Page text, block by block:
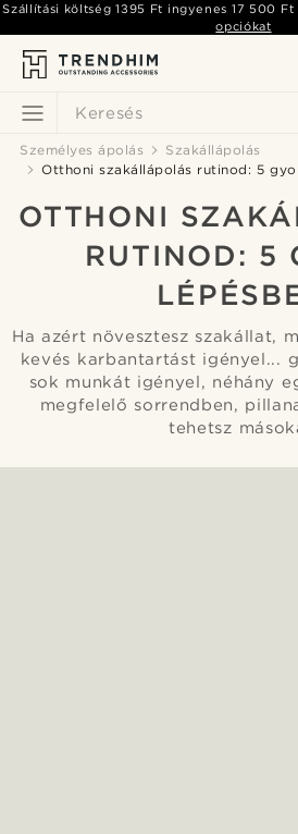
Keresés
Szállítási költség1395 Ft ingyenes 17 500 Ft
opciókat
Személyes ápolás
Szakállápolás
Otthoni szakállápolás rutinod: 5
OTTHONI
RUTINOD: 5
Ha azért növesztesz szakállat,
kevés karbantartást igényel...
sok munkát igényel, néhány
megfelelő sorrendben,
tehetsz